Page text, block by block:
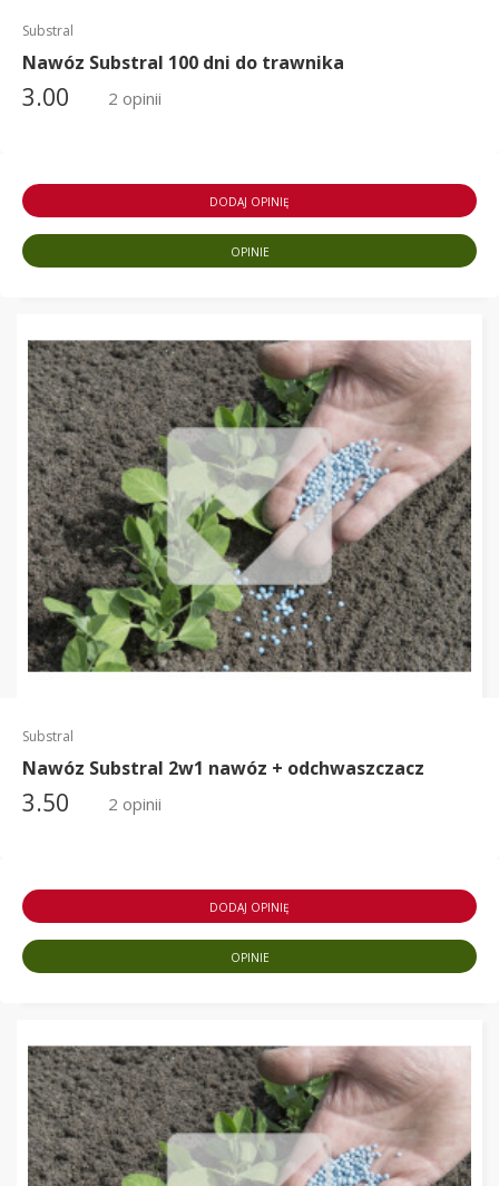
Substral
Nawóz Substral 100 dni do trawnika
3.00 2 opinii
DODAJ OPINIĘ
OPINIE
Substral
Nawóz Substral 2w1 nawóz + odchwaszczacz
3.50 2 opinii
DODAJ OPINIĘ
OPINIE